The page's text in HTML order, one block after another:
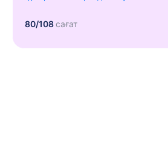
80/108сағат